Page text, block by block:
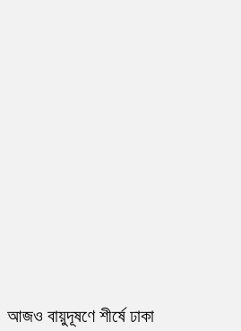
আজও বায়ুদূষণে শীর্ষে ঢাকা